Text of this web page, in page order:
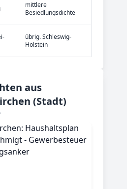
mittlere
Besiedlungsdichte
übrig. Schleswig-
Holstein
aus
(Stadt)